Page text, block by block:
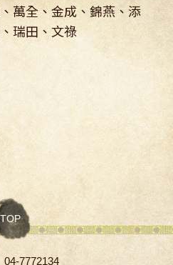
全、金成、錦燕、添
瑞田、文祿
TOP
04-7772134